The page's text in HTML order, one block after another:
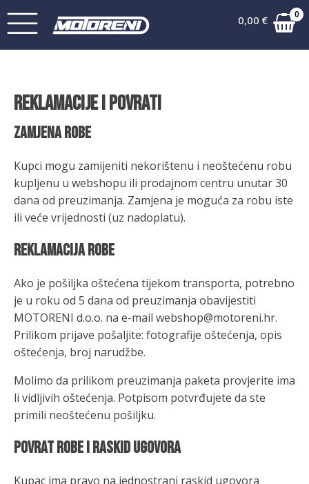
0,00 € 0
REKLAMACIJE I POVRATI
Zamjena robe
Kupci mogu zamijeniti nekorištenu i neoštećenu robu
kupljenu u webshopu ili prodajnom centru unutar 30
dana od preuzimanja. Zamjena je moguća za robu iste
ili veće vrijednosti (uz nadoplatu).
Reklamacija robe
Ako je pošiljka oštećena tijekom transporta, potrebno
je u roku od 5 dana od preuzimanja obavijestiti
MOTORENI d.o.o. na e-mail webshop@motoreni.hr.
Prilikom prijave pošaljite: fotografije oštećenja, opis
oštećenja, broj narudžbe.
Molimo da prilikom preuzimanja paketa provjerite ima
li vidljivih oštećenja. Potpisom potvrđujete da ste
primili neoštećenu pošiljku.
Povrat robe i raskid ugovora
Kupac ima pravo na jednostrani raskid ugovora